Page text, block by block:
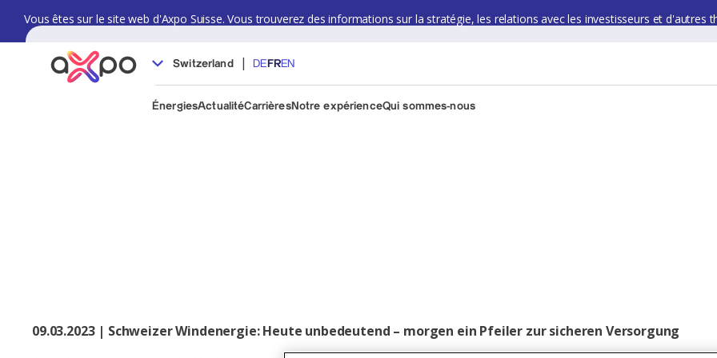
Vous êtes sur le site web d'Axpo Suisse. Vous trouverez des informations sur la stratégie, les relations avec les investisseurs et d'autres
Switzerland | DE FREN
ÉnergiesActualitéCarrièresNotre expérienceQui sommes-nous
09.03.2023 | Schweizer Windenergie: Heute unbedeutend – morgen ein Pfeiler zur sicheren Versorgung